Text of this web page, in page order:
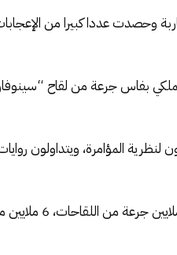
عددا كبيرا من الإعجابات
بفاس جرعة من لقاح
المؤامرة، ويتداولون
ويذكر أن المغرب أطلق